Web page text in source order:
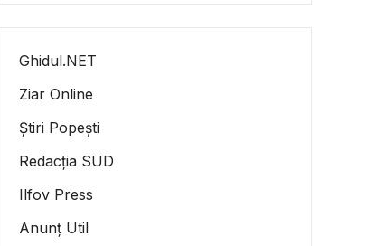
Ghidul.NET
Ziar Online
Știri Popești
Redacția SUD
Ilfov Press
Anunț Util